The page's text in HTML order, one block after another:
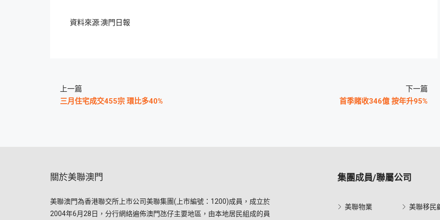
資料來源:澳門日報
上一篇
三月住宅成交455宗 環比多40%
下一篇
首季賭收346億 按年升95%
關於美聯澳門
美聯澳門為香港聯交所上市公司美聯集團(上市編號：1200)成員，成立於
2004年6月28日，分行網絡遍佈澳門氹仔主要地區，由本地居民組成的員
集團成員/聯屬公司
美聯物業 美聯移民